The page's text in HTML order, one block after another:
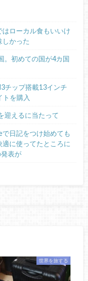
はローカル食もいいけ
しかった
。初めての国が4カ国
チップ搭載13インチ
を購入
迎えるに当たって
で日記をつけ始めても
に使ってたところに
表が
世界を旅する